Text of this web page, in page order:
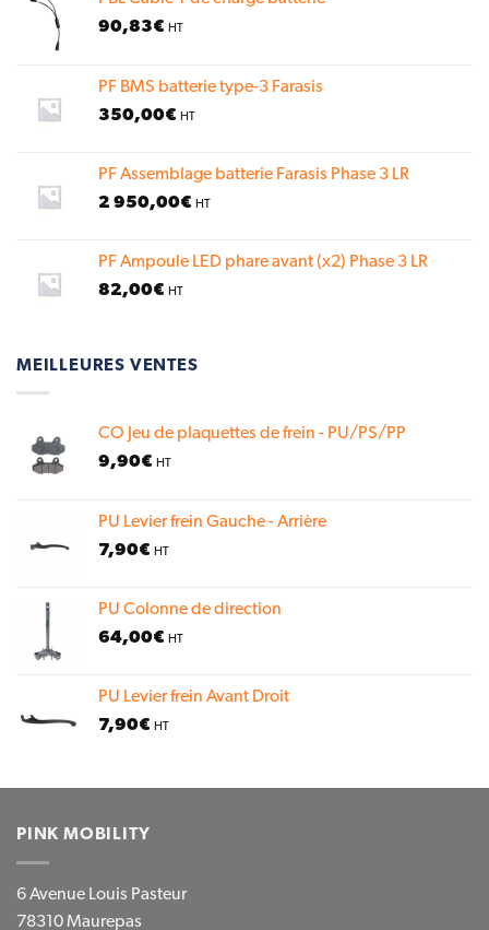
90,83€ HT
PF BMS batterie type-3 Farasis
350,00€ HT
PF Assemblage batterie Farasis Phase 3 LR
2 950,00€ HT
PF Ampoule LED phare avant (x2) Phase 3 LR
82,00€ HT
MEILLEURES VENTES
CO Jeu de plaquettes de frein - PU/PS/PP
9,90€ HT
PU Levier frein Gauche - Arrière
7,90€ HT
PU Colonne de direction
64,00€ HT
PU Levier frein Avant Droit
7,90€ HT
PINK MOBILITY
6 Avenue Louis Pasteur
78310 Maurepas